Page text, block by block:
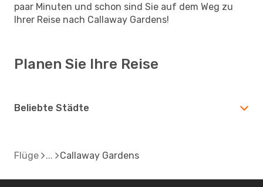
paar Minuten und schon sind Sie auf dem Weg zu
Ihrer Reise nach Callaway Gardens!
Planen Sie Ihre Reise
Beliebte Städte
Flüge Callaway Gardens